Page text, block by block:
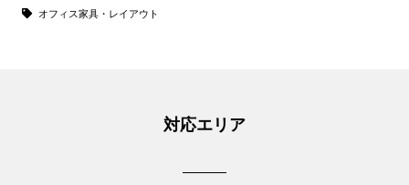
オフィス家具・レイアウト
対応エリア